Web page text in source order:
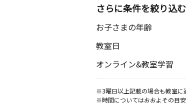
さらに条件を絞り込む
お子さまの年齢
教室日
オンライン&教室学習
※3曜日以上記載の場合も教室に
※時間についてはおおよその目